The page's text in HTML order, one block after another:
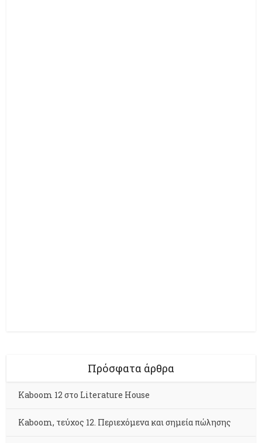
Πρόσφατα άρθρα
Kaboom 12 στο Literature House
Kaboom, τεύχος 12. Περιεχόμενα και σημεία πώλησης